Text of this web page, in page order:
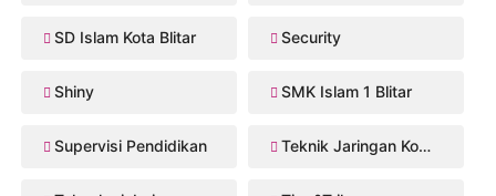
SD Islam Kota Blitar Security
Shiny SMK Islam 1 Blitar
Supervisi Pendidikan Teknik Jaringan Komputer dan Telekomunikasi